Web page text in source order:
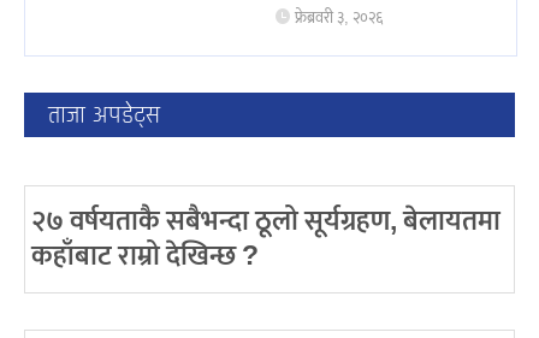
फ्रेब्रवरी ३, २०२६
ताजा अपडेट्स
२७ वर्षयताकै सबैभन्दा ठूलो सूर्यग्रहण, बेलायतमा
कहाँबाट राम्रो देखिन्छ ?